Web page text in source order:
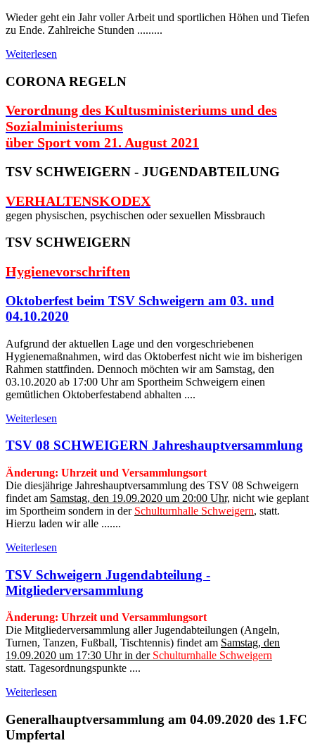
Wieder geht ein Jahr voller Arbeit und sportlichen Höhen und Tiefen
zu Ende. Zahlreiche Stunden .........
Weiterlesen
CORONA REGELN
Verordnung des Kultusministeriums und des
Sozialministeriums
über Sport vom 21. August 2021
TSV SCHWEIGERN - JUGENDABTEILUNG
VERHALTENSKODEX
gegen physischen, psychischen oder sexuellen Missbrauch
TSV SCHWEIGERN
Hygienevorschriften
Oktoberfest beim TSV Schweigern am 03. und
04.10.2020
Aufgrund der aktuellen Lage und den vorgeschriebenen
Hygienemaßnahmen, wird das Oktoberfest nicht wie im bisherigen
Rahmen stattfinden. Dennoch möchten wir am Samstag, den
03.10.2020 ab 17:00 Uhr am Sportheim Schweigern einen
gemütlichen Oktoberfestabend abhalten ....
Weiterlesen
TSV 08 SCHWEIGERN Jahreshauptversammlung
Änderung: Uhrzeit und Versammlungsort
Die diesjährige Jahreshauptversammlung des TSV 08 Schweigern
findet am Samstag, den 19.09.2020 um 20:00 Uhr, nicht wie geplant
im Sportheim sondern in der Schulturnhalle Schweigern, statt.
Hierzu laden wir alle .......
Weiterlesen
TSV Schweigern Jugendabteilung -
Mitgliederversammlung
Änderung: Uhrzeit und Versammlungsort
Die Mitgliederversammlung aller Jugendabteilungen (Angeln,
Turnen, Tanzen, Fußball, Tischtennis) findet am Samstag, den
19.09.2020 um 17:30 Uhr in der Schulturnhalle Schweigern
statt. Tagesordnungspunkte ....
Weiterlesen
Generalhauptversammlung am 04.09.2020 des 1.FC
Umpfertal